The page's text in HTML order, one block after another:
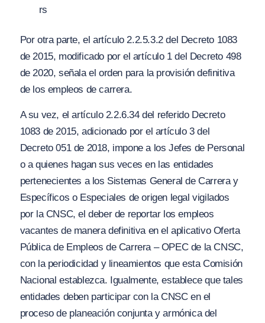
rs
Por otra parte, el artículo 2.2.5.3.2 del Decreto 1083
de 2015, modificado por el artículo 1 del Decreto 498
de 2020, señala el orden para la provisión definitiva
de los empleos de carrera.
A su vez, el artículo 2.2.6.34 del referido Decreto
1083 de 2015, adicionado por el artículo 3 del
Decreto 051 de 2018, impone a los Jefes de Personal
o a quienes hagan sus veces en las entidades
pertenecientes a los Sistemas General de Carrera y
Específicos o Especiales de origen legal vigilados
por la CNSC, el deber de reportar los empleos
vacantes de manera definitiva en el aplicativo Oferta
Pública de Empleos de Carrera – OPEC de la CNSC,
con la periodicidad y lineamientos que esta Comisión
Nacional establezca. Igualmente, establece que tales
entidades deben participar con la CNSC en el
proceso de planeación conjunta y armónica del